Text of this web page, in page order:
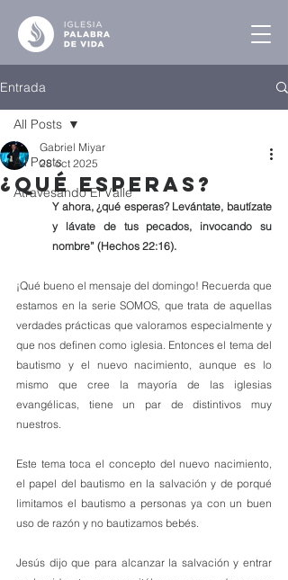
Entrada
All Posts
Atravesando El Valle
All Posts
¿Qué Esperas?
Gabriel Miyar
28 oct 2025
Y ahora, ¿qué esperas? Levántate, bautízate
y lávate de tus pecados, invocando su
nombre” (Hechos 22:16).
¡Qué bueno el mensaje del domingo! Recuerda que
estamos en la serie SOMOS, que trata de aquellas
verdades prácticas que valoramos especialmente y
que nos definen como iglesia. Entonces el tema del
bautismo y el nuevo nacimiento, aunque es lo
mismo que cree la mayoría de las iglesias
evangélicas, tiene un par de distintivos muy
nuestros.
Este tema toca el concepto del nuevo nacimiento,
el papel del bautismo en la salvación y de porqué
limitamos el bautismo a personas ya con un buen
uso de razón y no bautizamos bebés.
Jesús dijo que para alcanzar la salvación y entrar